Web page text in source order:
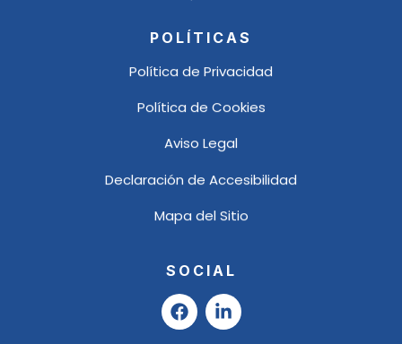
POLÍTICAS
Política de Privacidad
Política de Cookies
Aviso Legal
Declaración de Accesibilidad
Mapa del Sitio
SOCIAL
F
a
L
i